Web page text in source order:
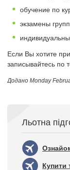
обучение по
экзамены
Если Вы хотите
записывайтесь по
Додано Monday
Льотна
Купити